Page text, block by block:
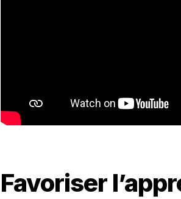
Favoriser